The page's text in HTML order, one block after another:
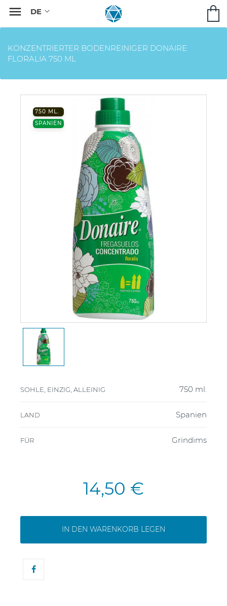

KONZENTRIERTER BODENREINIGER DONAIRE
FLORALIA 750 ML
750 ML.
SPANIEN
SOHLE, EINZIG, ALLEINIG 750 ml.
LAND Spanien
FÜR Grindims
14,50 €
IN DEN WARENKORB LEGEN